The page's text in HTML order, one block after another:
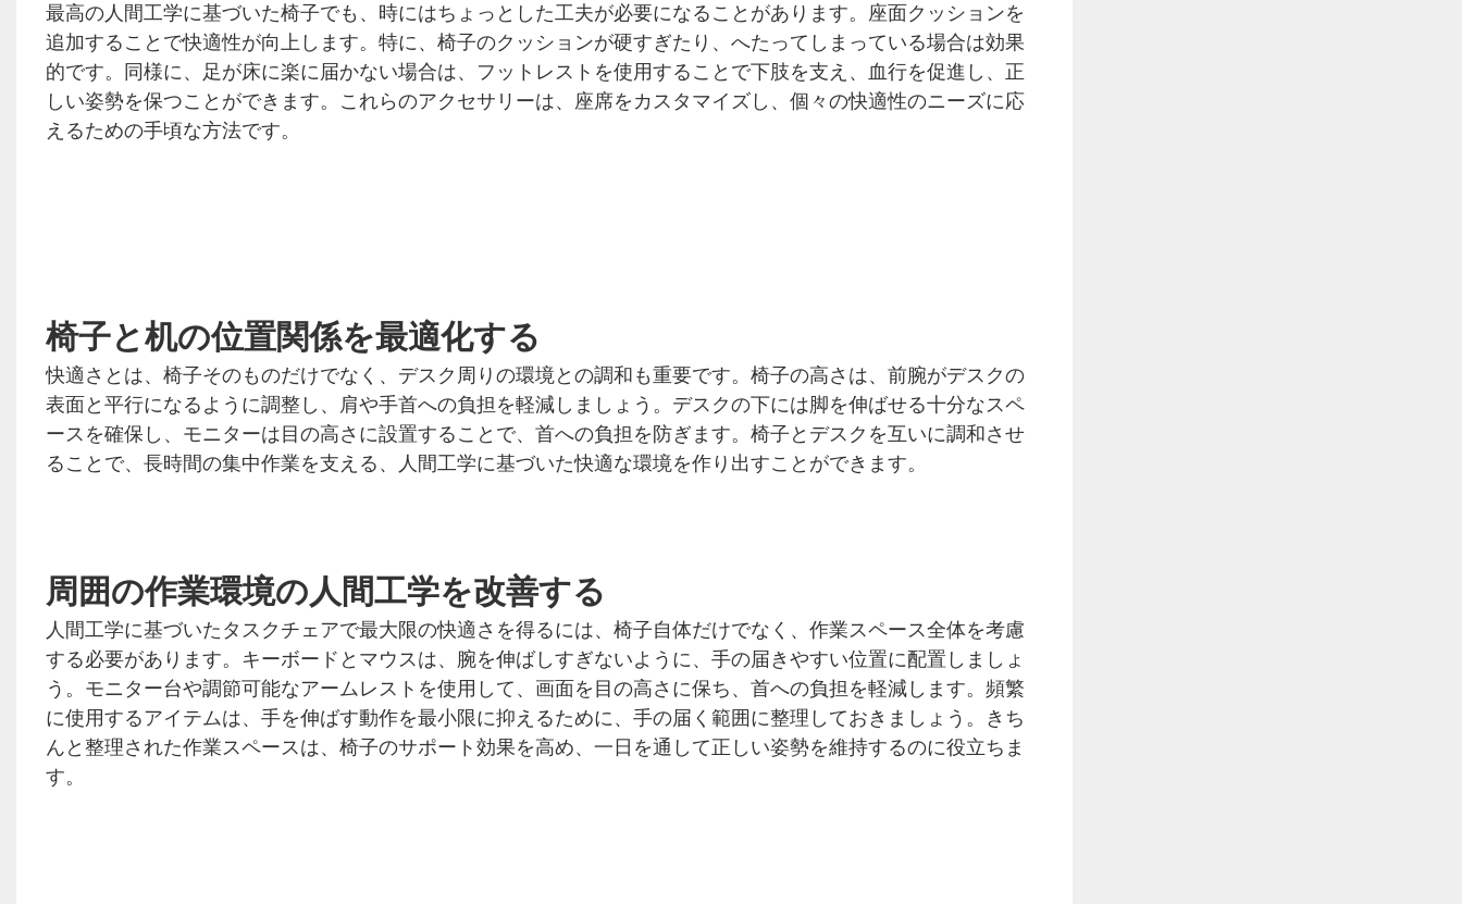
最高の人間工学に基づいた椅子でも、時にはちょっとした工夫が必要になることがあります。座面クッションを
追加することで快適性が向上します。特に、椅子のクッションが硬すぎたり、へたってしまっている場合は効果
的です。同様に、足が床に楽に届かない場合は、フットレストを使用することで下肢を支え、血行を促進し、正
しい姿勢を保つことができます。これらのアクセサリーは、座席をカスタマイズし、個々の快適性のニーズに応
えるための手頃な方法です。
椅子と机の位置関係を最適化する
快適さとは、椅子そのものだけでなく、デスク周りの環境との調和も重要です。椅子の高さは、前腕がデスクの
表面と平行になるように調整し、肩や手首への負担を軽減しましょう。デスクの下には脚を伸ばせる十分なスペ
ースを確保し、モニターは目の高さに設置することで、首への負担を防ぎます。椅子とデスクを互いに調和させ
ることで、長時間の集中作業を支える、人間工学に基づいた快適な環境を作り出すことができます。
周囲の作業環境の人間工学を改善する
人間工学に基づいたタスクチェアで最大限の快適さを得るには、椅子自体だけでなく、作業スペース全体を考慮
する必要があります。キーボードとマウスは、腕を伸ばしすぎないように、手の届きやすい位置に配置しましょ
う。モニター台や調節可能なアームレストを使用して、画面を目の高さに保ち、首への負担を軽減します。頻繁
に使用するアイテムは、手を伸ばす動作を最小限に抑えるために、手の届く範囲に整理しておきましょう。きち
んと整理された作業スペースは、椅子のサポート効果を高め、一日を通して正しい姿勢を維持するのに役立ちま
す。